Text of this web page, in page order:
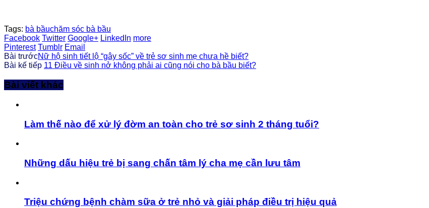
Tags: bà bầuchăm sóc bà bầu
Facebook Twitter Google+ LinkedIn more
Pinterest Tumblr Email
Bài trướcNữ hộ sinh tiết lộ “gây sốc” về trẻ sơ sinh mẹ chưa hề biết?
Bài kế tiếp 11 Điều về sinh nở không phải ai cũng nói cho bà bầu biết?
Bài viết khác
Làm thế nào để xử lý đờm an toàn cho trẻ sơ sinh 2 tháng tuổi?
Những dấu hiệu trẻ bị sang chấn tâm lý cha mẹ cần lưu tâm
Triệu chứng bệnh chàm sữa ở trẻ nhỏ và giải pháp điều trị hiệu quả